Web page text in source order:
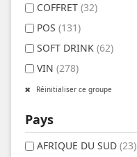
COFFRET (32)
POS (131)
SOFT DRINK (62)
VIN (278)
Réinitialiser ce groupe
Pays
AFRIQUE DU SUD (23)